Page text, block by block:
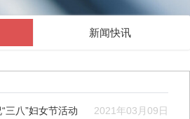
新闻快讯
三八”妇女节活动 2021年03月09日